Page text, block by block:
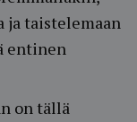
ja taistelemaan
entinen
on tällä